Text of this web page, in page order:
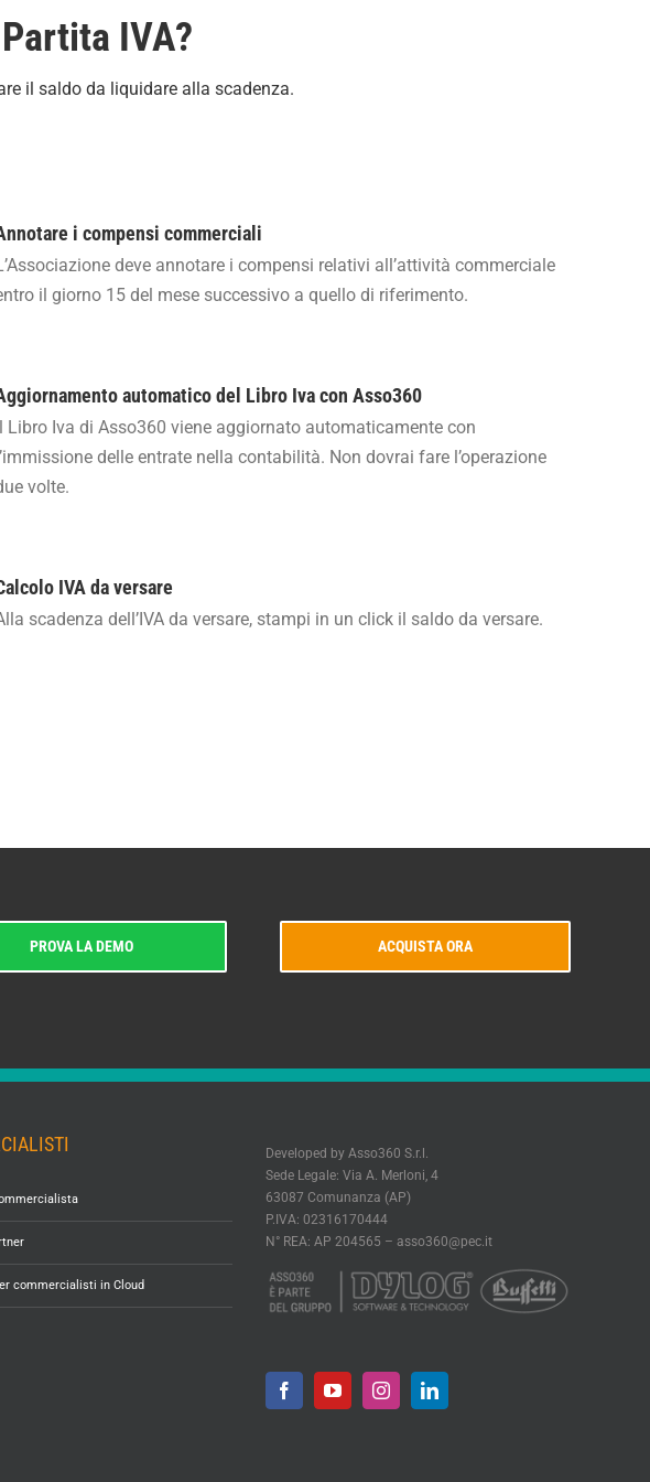
IVA?
il saldo da liquidare alla scadenza.
i compensi commerciali
deve annotare i compensi relativi all’attività commerciale
il giorno 15 del mese successivo a quello di riferimento.
automatico del Libro Iva con Asso360
Libro Iva di Asso360 viene aggiornato automaticamente con
delle entrate nella contabilità. Non dovrai fare l’operazione
volte.
IVA da versare
scadenza dell’IVA da versare, stampi in un click il saldo da versare.
PROVA LA DEMO ACQUISTA ORA
commercialisti in Cloud
Developed by Asso360 S.r.l.
Sede Legale: Via A. Merloni, 4
63087 Comunanza (AP)
P.IVA: 02316170444
N° REA: AP 204565 – asso360@pec.it